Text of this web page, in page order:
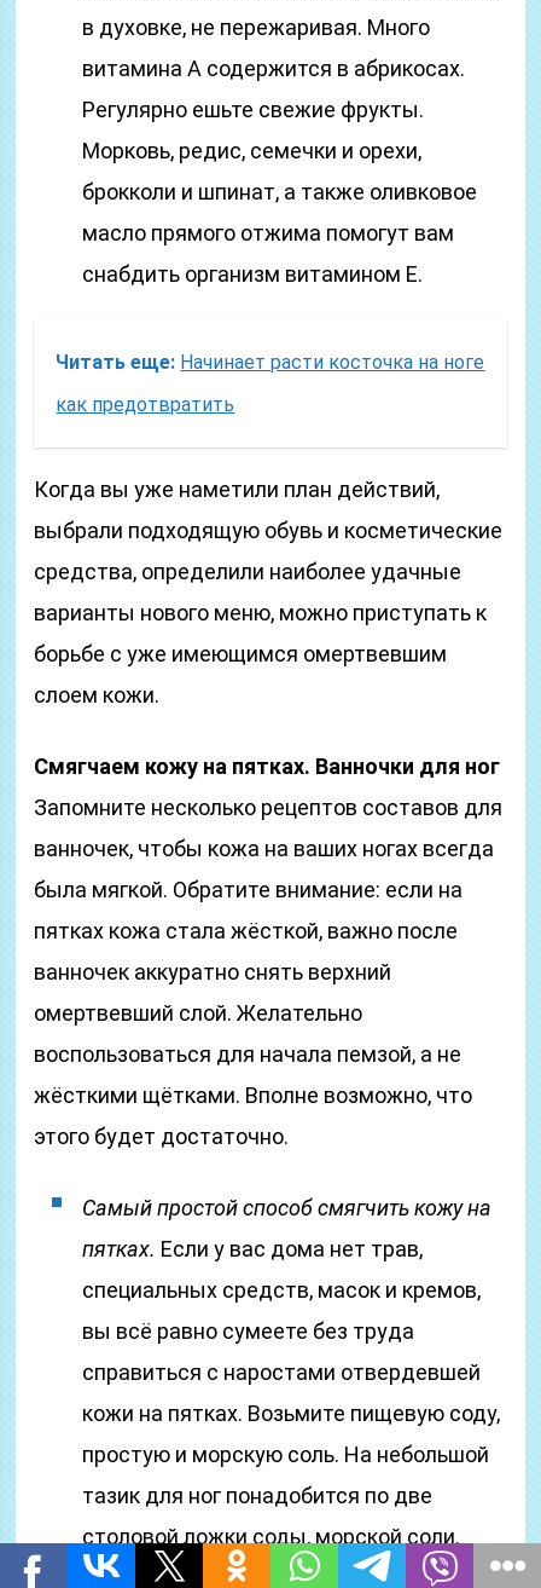
в духовке, не пережаривая. Много
витамина А содержится в абрикосах.
Регулярно ешьте свежие фрукты.
Морковь, редис, семечки и орехи,
брокколи и шпинат, а также оливковое
масло прямого отжима помогут вам
снабдить организм витамином E.
Читать еще: Начинает расти косточка на ноге
как предотвратить
Когда вы уже наметили план действий,
выбрали подходящую обувь и косметические
средства, определили наиболее удачные
варианты нового меню, можно приступать к
борьбе с уже имеющимся омертвевшим
слоем кожи.
Смягчаем кожу на пятках. Ванночки для ног
Запомните несколько рецептов составов для
ванночек, чтобы кожа на ваших ногах всегда
была мягкой. Обратите внимание: если на
пятках кожа стала жёсткой, важно после
ванночек аккуратно снять верхний
омертвевший слой. Желательно
воспользоваться для начала пемзой, а не
жёсткими щётками. Вполне возможно, что
этого будет достаточно.
Самый простой способ смягчить кожу на
пятках. Если у вас дома нет трав,
специальных средств, масок и кремов,
вы всё равно сумеете без труда
справиться с наростами отвердевшей
кожи на пятках. Возьмите пищевую соду,
простую и морскую соль. На небольшой
тазик для ног понадобится по две
столовой ложки соды, морской соли.
Простой соли хватит одной ложки.